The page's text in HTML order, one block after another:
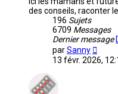
des conseils, raconter
196 Sujets
6709 Messages
Dernier message
parSanny
le
dernier
13 févr. 2026,